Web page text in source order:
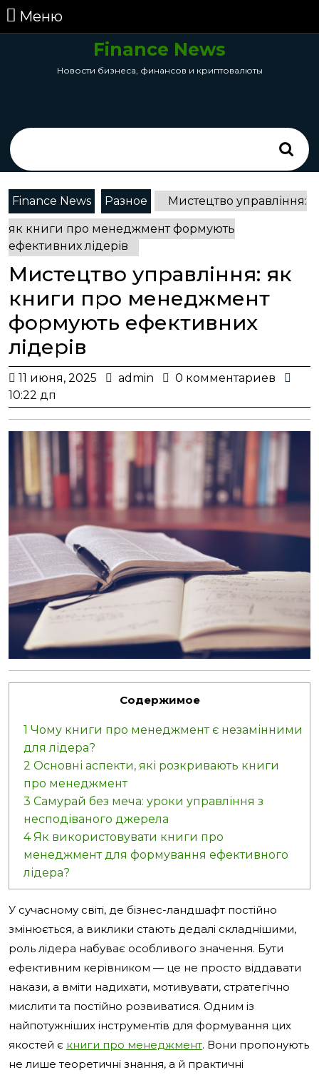
перейти
МенюМеню
Finance News
Новости бизнеса, финансов и криптовалюты
for:
Finance News
Разное Мистецтво управління:
як книги про менеджмент формують
ефективних лідерів
Мистецтво управління: як
книги про менеджмент
формують ефективних
лідерів
11 июня, 2025
11
2025
admin admin
0 комментариев
10:22 дп
Содержимое
1 Чому книги про менеджмент є незамінними
для лідера?
2 Основні аспекти, які розкривають книги
про менеджмент
3 Самурай без меча: уроки управління з
несподіваного джерела
4Як використовувати книги про
менеджмент для формування ефективного
лідера?
У сучасному світі, де бізнес-ландшафт постійно
змінюється, а виклики стають дедалі складнішими,
роль лідера набуває особливого значення. Бути
ефективним керівником — це не просто віддавати
накази, а вміти надихати, мотивувати, стратегічно
мислити та постійно розвиватися. Одним із
найпотужніших інструментів для формування цих
якостей є книги про менеджмент. Вони пропонують
не лише теоретичні знання, а й практичні